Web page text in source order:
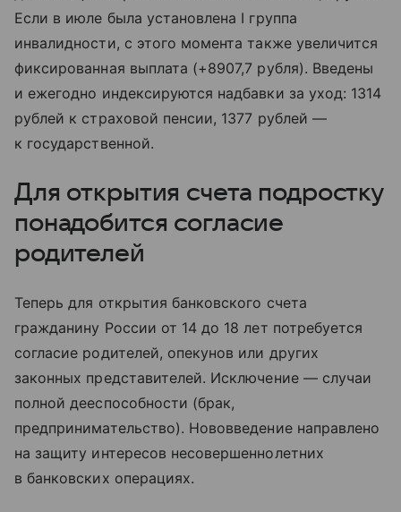
Если в июле была установлена I группа
инвалидности, с этого момента также увеличится
фиксированная выплата (+8907,7 рубля). Введены
и ежегодно индексируются надбавки за уход: 1314
рублей к страховой пенсии, 1377 рублей —
к государственной.
Для открытия счета подростку
понадобится согласие
родителей
Теперь для открытия банковского счета
гражданину России от 14 до 18 лет потребуется
согласие родителей, опекунов или других
законных представителей. Исключение — случаи
полной дееспособности (брак,
предпринимательство). Нововведение направлено
на защиту интересов несовершеннолетних
в банковских операциях.